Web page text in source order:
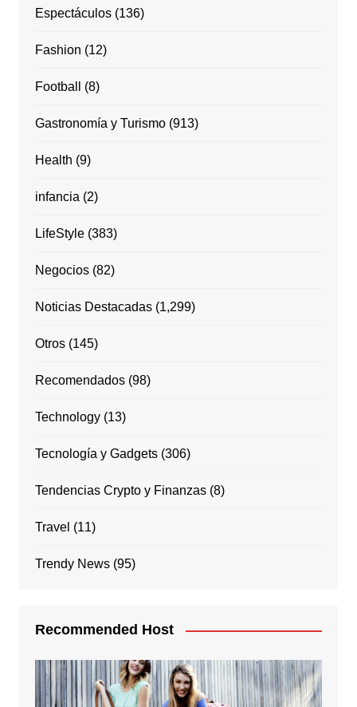
Espectáculos(136)
Fashion (12)
Football (8)
Gastronomía y Turismo(913)
Health (9)
infancia (2)
LifeStyle(383)
Negocios(82)
Noticias Destacadas(1,299)
Otros(145)
Recomendados(98)
Technology(13)
Tecnología y Gadgets(306)
Tendencias Crypto y Finanzas(8)
Travel (11)
Trendy News(95)
Recommended Host